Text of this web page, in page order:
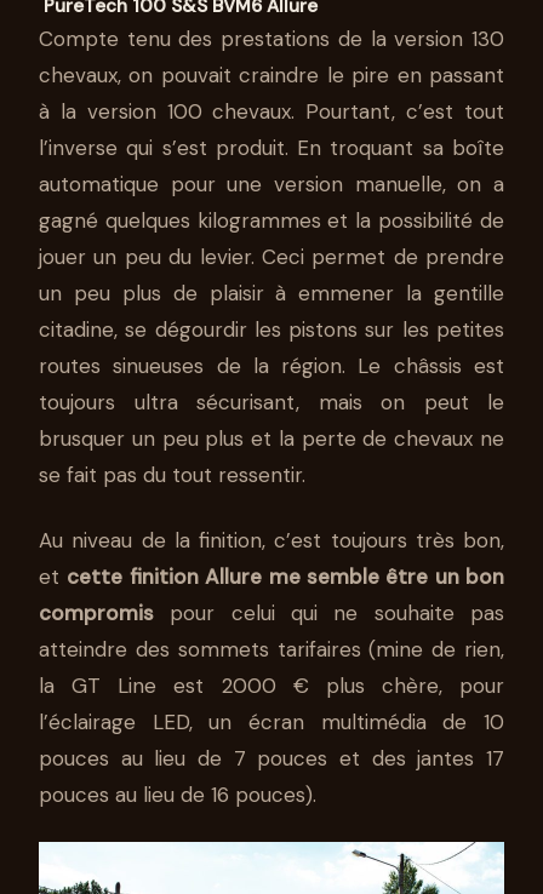
PureTech 100 S&S BVM6 Allure
Compte tenu des prestations de la version 130
chevaux, on pouvait craindre le pire en passant
à la version 100 chevaux. Pourtant, c’est tout
l’inverse qui s’est produit. En troquant sa boîte
automatique pour une version manuelle, on a
gagné quelques kilogrammes et la possibilité de
jouer un peu du levier. Ceci permet de prendre
un peu plus de plaisir à emmener la gentille
citadine, se dégourdir les pistons sur les petites
routes sinueuses de la région. Le châssis est
toujours ultra sécurisant, mais on peut le
brusquer un peu plus et la perte de chevaux ne
se fait pas du tout ressentir.
Au niveau de la finition, c’est toujours très bon,
et cette finition Allure me semble être un bon
compromis pour celui qui ne souhaite pas
atteindre des sommets tarifaires (mine de rien,
la GT Line est 2000 € plus chère, pour
l’éclairage LED, un écran multimédia de 10
pouces au lieu de 7 pouces et des jantes 17
pouces au lieu de 16 pouces).